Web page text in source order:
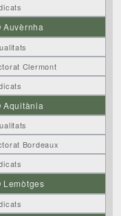
Auvèrnha
Clermont
Aquitània
Bordeaux
Lemòtges